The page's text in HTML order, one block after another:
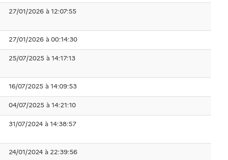
27/01/2026 à 12:07:55
27/01/2026 à 00:14:30
25/07/2025 à 14:17:13
16/07/2025 à 14:09:53
04/07/2025 à 14:21:10
31/07/2024 à 14:38:57
24/01/2024 à 22:39:56